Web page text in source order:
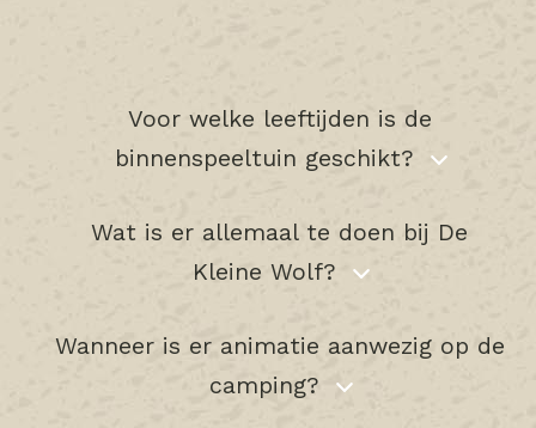
Voor welke leeftijden is de
binnenspeeltuin geschikt?
Wat is er allemaal te doen bij De
Kleine Wolf?
Wanneer is er animatie aanwezig op de
camping?